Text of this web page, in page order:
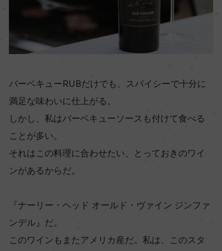
バーベキューRUBだけでも、スパイシーで十分に
満足な味わいに仕上がる。
しかし、私はバーベキューソースも付けて食べる
ことが多い。
それはこの料理に合わせたい、とっておきのワイ
ンがあるからだ。
『ナーリー・ヘッド オールド・ヴァイン ジンファ
ンデル』だ。
このワインもまたアメリカ産だ。私は、このスタ